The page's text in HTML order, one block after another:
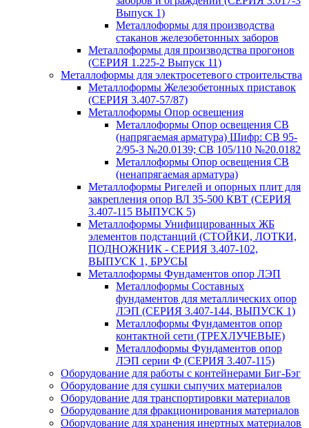
Выпуск 1)
Металлоформы для производства
стаканов железобетонных заборов
Металлоформы для производства прогонов
(СЕРИЯ 1.225-2 Выпуск 11)
Металлоформы для электросетевого строительства
Металлоформы Железобетонных приставок
(СЕРИЯ 3.407-57/87)
Металлоформы Опор освещения
Металлоформы Опор освещения СВ
(напрягаемая арматура) Шифр: СВ 95-
2/95-3 №20.0139; СВ 105/110 №20.0182
Металлоформы Опор освещения СВ
(ненапрягаемая арматура)
Металлоформы Ригелей и опорных плит для
закрепления опор ВЛ 35-500 КВТ (СЕРИЯ
3.407-115 ВЫПУСК 5)
Металлоформы Унифицированных ЖБ
элементов подстанций (СТОЙКИ, ЛОТКИ,
ПОДНОЖНИК - СЕРИЯ 3.407-102,
ВЫПУСК 1, БРУСЫ
Металлоформы Фундаментов опор ЛЭП
Металлоформы Составных
фундаментов для металлических опор
ЛЭП (СЕРИЯ 3.407-144, ВЫПУСК 1)
Металлоформы Фундаментов опор
контактной сети (ТРЕХЛУЧЕВЫЕ)
Металлоформы Фундаментов опор
ЛЭП серии Ф (СЕРИЯ 3.407-115)
Оборудование для работы с контейнерами Биг-Бэг
Оборудование для сушки сыпучих материалов
Оборудование для транспортировки материалов
Оборудование для фракционирования материалов
Оборудование для хранения инертных материалов